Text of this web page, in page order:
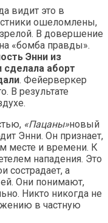
видит это в
ошеломлены,
В довершение
«бомба правды».
Энни из
сделала аборт
. Фейерверкер
В результате
«Пацаны»новый
Энни. Он признает,
месте и времени. К
нападения. Это
сострадает, а
Они понимают,
Никто никогда не
в частную